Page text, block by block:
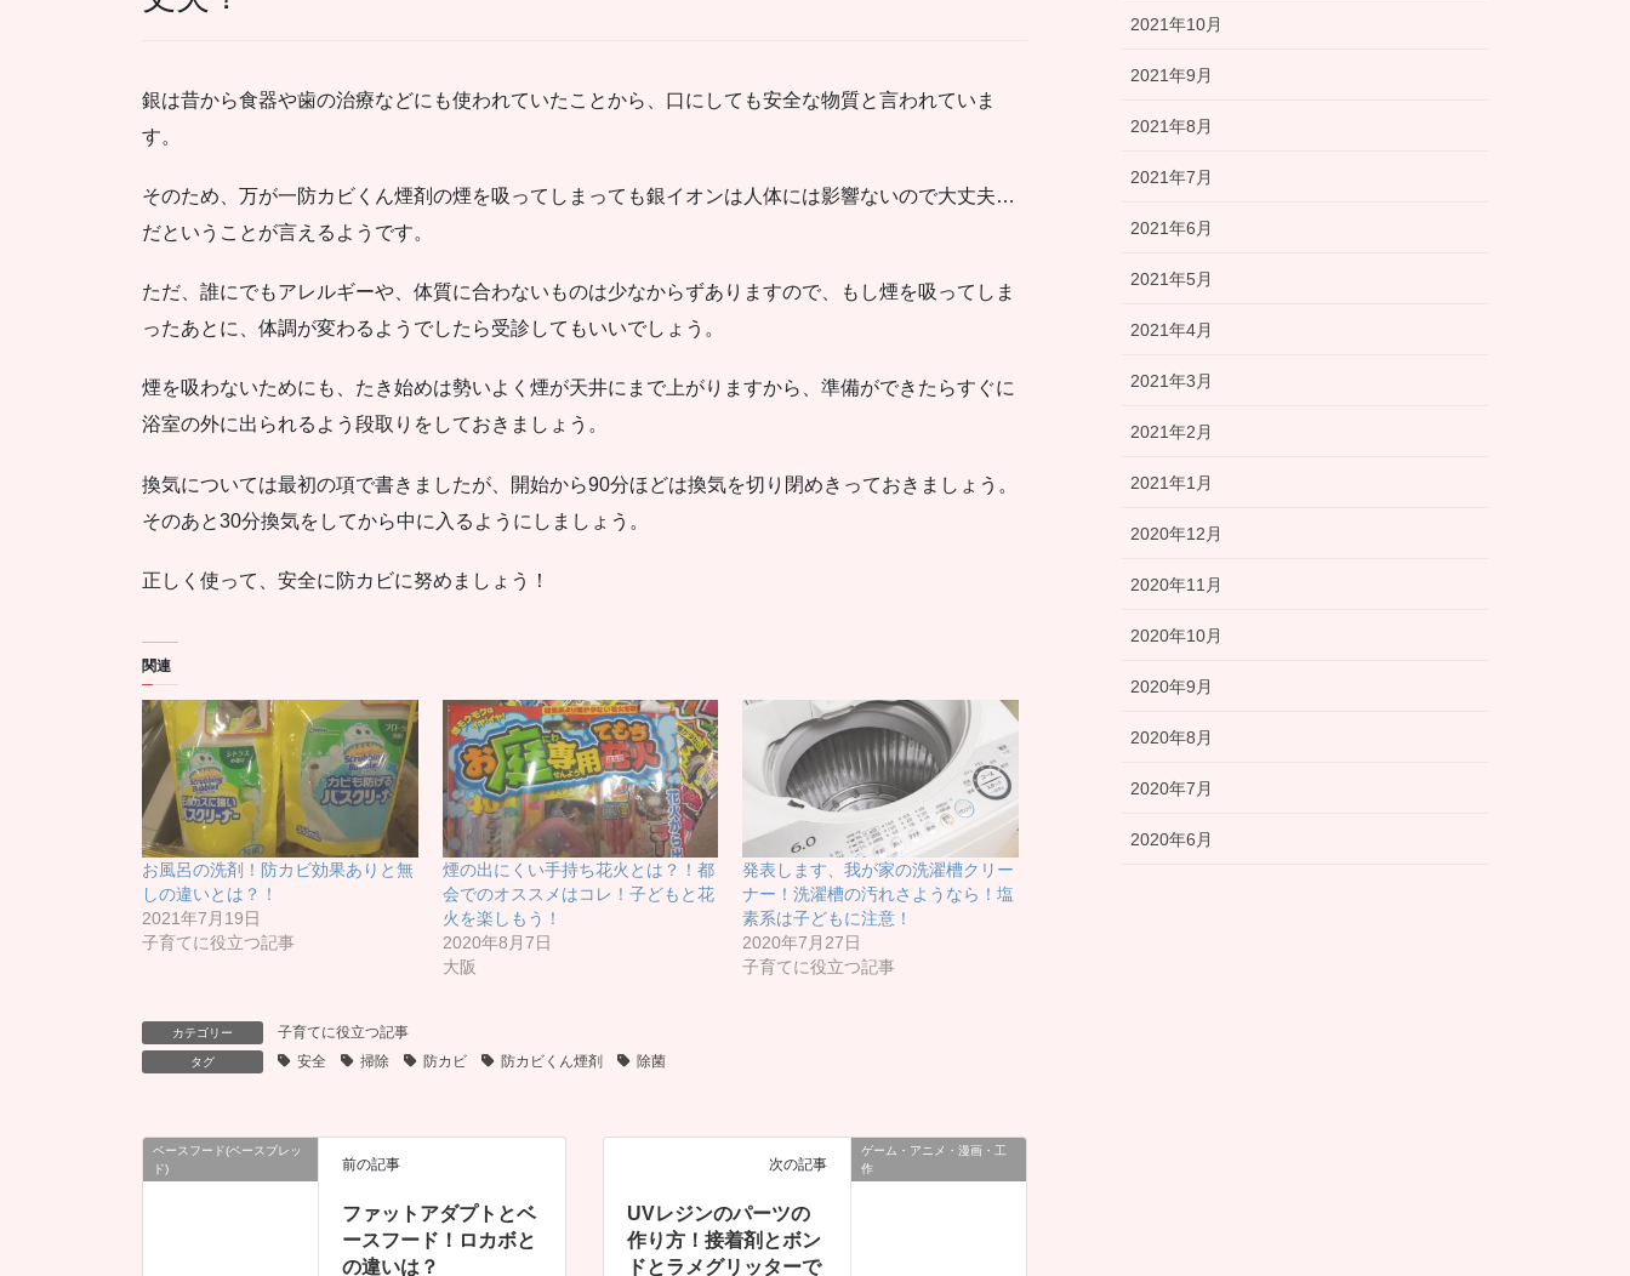
銀は昔から食器や歯の治療などにも使われていたことから、口にしても安全な物質と言われていま
す。
そのため、万が一防カビくん煙剤の煙を吸ってしまっても銀イオンは人体には影響ないので大丈夫…
だということが言えるようです。
ただ、誰にでもアレルギーや、体質に合わないものは少なからずありますので、もし煙を吸ってしま
ったあとに、体調が変わるようでしたら受診してもいいでしょう。
煙を吸わないためにも、たき始めは勢いよく煙が天井にまで上がりますから、準備ができたらすぐに
浴室の外に出られるよう段取りをしておきましょう。
換気については最初の項で書きましたが、開始から90分ほどは換気を切り閉めきっておきましょう。
そのあと30分換気をしてから中に入るようにしましょう。
正しく使って、安全に防カビに努めましょう！
関連
お風呂の洗剤！防カビ効果ありと無
しの違いとは？！
2021年7月19日
子育てに役立つ記事
煙の出にくい手持ち花火とは？！都
会でのオススメはコレ！子どもと花
火を楽しもう！
2020年8月7日
大阪
発表します、我が家の洗濯槽クリー
ナー！洗濯槽の汚れさようなら！塩
素系は子どもに注意！
2020年7月27日
子育てに役立つ記事
カテゴリー 子育てに役立つ記事
タグ 安全 掃除 防カビ 防カビくん煙剤 除菌
ベースフード(ベースブレッ
ド)
前の記事
ファットアダプトとベ
ースフード！ロカボと
の違いは？
ゲーム・アニメ・漫画・工
作
次の記事
UVレジンのパーツの
作り方！接着剤とボン
ドとラメグリッターで
2021年10月
2021年9月
2021年8月
2021年7月
2021年6月
2021年5月
2021年4月
2021年3月
2021年2月
2021年1月
2020年12月
2020年11月
2020年10月
2020年9月
2020年8月
2020年7月
2020年6月